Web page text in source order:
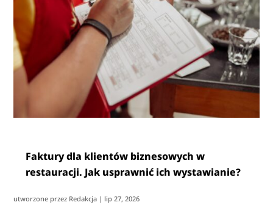
Faktury dla klientów biznesowych w
restauracji. Jak usprawnić ich wystawianie?
utworzone przez Redakcja | lip 27, 2026